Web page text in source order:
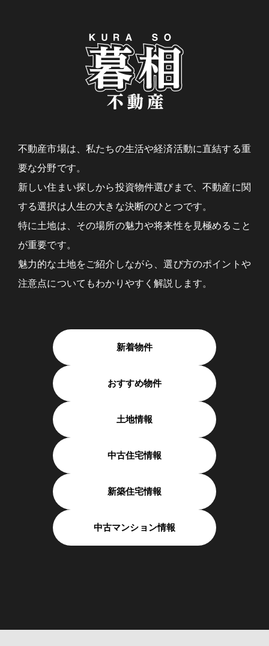
不動産市場は、私たちの生活や経済活動に直結する重
要な分野です。
新しい住まい探しから投資物件選びまで、不動産に関
する選択は人生の大きな決断のひとつです。
特に土地は、その場所の魅力や将来性を見極めること
が重要です。
魅力的な土地をご紹介しながら、選び方のポイントや
注意点についてもわかりやすく解説します。
新着物件
おすすめ物件
土地情報
中古住宅情報
新築住宅情報
中古マンション情報